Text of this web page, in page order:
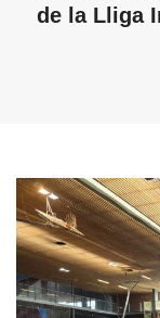
de la Lliga